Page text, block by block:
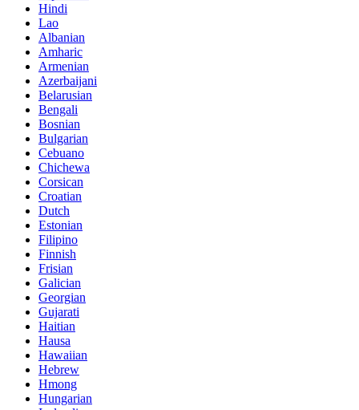
Hindi
Lao
Albanian
Amharic
Armenian
Azerbaijani
Belarusian
Bengali
Bosnian
Bulgarian
Cebuano
Chichewa
Corsican
Croatian
Dutch
Estonian
Filipino
Finnish
Frisian
Galician
Georgian
Gujarati
Haitian
Hausa
Hawaiian
Hebrew
Hmong
Hungarian